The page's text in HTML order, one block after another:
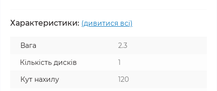
Характеристики: (дивитися всі)
Вага
2.3
Кількість дисків
1
Кут нахилу
120